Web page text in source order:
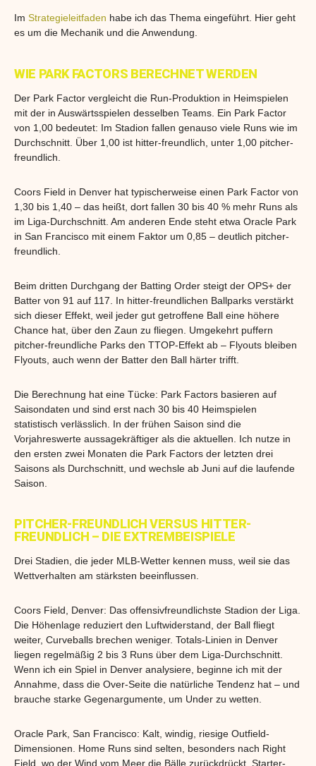
Im Strategieleitfaden habe ich das Thema eingeführt. Hier geht
es um die Mechanik und die Anwendung.
WIE PARK FACTORS BERECHNET WERDEN
Der Park Factor vergleicht die Run-Produktion in Heimspielen
mit der in Auswärtsspielen desselben Teams. Ein Park Factor
von 1,00 bedeutet: Im Stadion fallen genauso viele Runs wie im
Durchschnitt. Über 1,00 ist hitter-freundlich, unter 1,00 pitcher-
freundlich.
Coors Field in Denver hat typischerweise einen Park Factor von
1,30 bis 1,40 – das heißt, dort fallen 30 bis 40 % mehr Runs als
im Liga-Durchschnitt. Am anderen Ende steht etwa Oracle Park
in San Francisco mit einem Faktor um 0,85 – deutlich pitcher-
freundlich.
Beim dritten Durchgang der Batting Order steigt der OPS+ der
Batter von 91 auf 117. In hitter-freundlichen Ballparks verstärkt
sich dieser Effekt, weil jeder gut getroffene Ball eine höhere
Chance hat, über den Zaun zu fliegen. Umgekehrt puffern
pitcher-freundliche Parks den TTOP-Effekt ab – Flyouts bleiben
Flyouts, auch wenn der Batter den Ball härter trifft.
Die Berechnung hat eine Tücke: Park Factors basieren auf
Saisondaten und sind erst nach 30 bis 40 Heimspielen
statistisch verlässlich. In der frühen Saison sind die
Vorjahreswerte aussagekräftiger als die aktuellen. Ich nutze in
den ersten zwei Monaten die Park Factors der letzten drei
Saisons als Durchschnitt, und wechsle ab Juni auf die laufende
Saison.
PITCHER-FREUNDLICH VERSUS HITTER-
FREUNDLICH – DIE EXTREMBEISPIELE
Drei Stadien, die jeder MLB-Wetter kennen muss, weil sie das
Wettverhalten am stärksten beeinflussen.
Coors Field, Denver: Das offensivfreundlichste Stadion der Liga.
Die Höhenlage reduziert den Luftwiderstand, der Ball fliegt
weiter, Curveballs brechen weniger. Totals-Linien in Denver
liegen regelmäßig 2 bis 3 Runs über dem Liga-Durchschnitt.
Wenn ich ein Spiel in Denver analysiere, beginne ich mit der
Annahme, dass die Over-Seite die natürliche Tendenz hat – und
brauche starke Gegenargumente, um Under zu wetten.
Oracle Park, San Francisco: Kalt, windig, riesige Outfield-
Dimensionen. Home Runs sind selten, besonders nach Right
Field, wo der Wind vom Meer die Bälle zurückdrückt. Starter-